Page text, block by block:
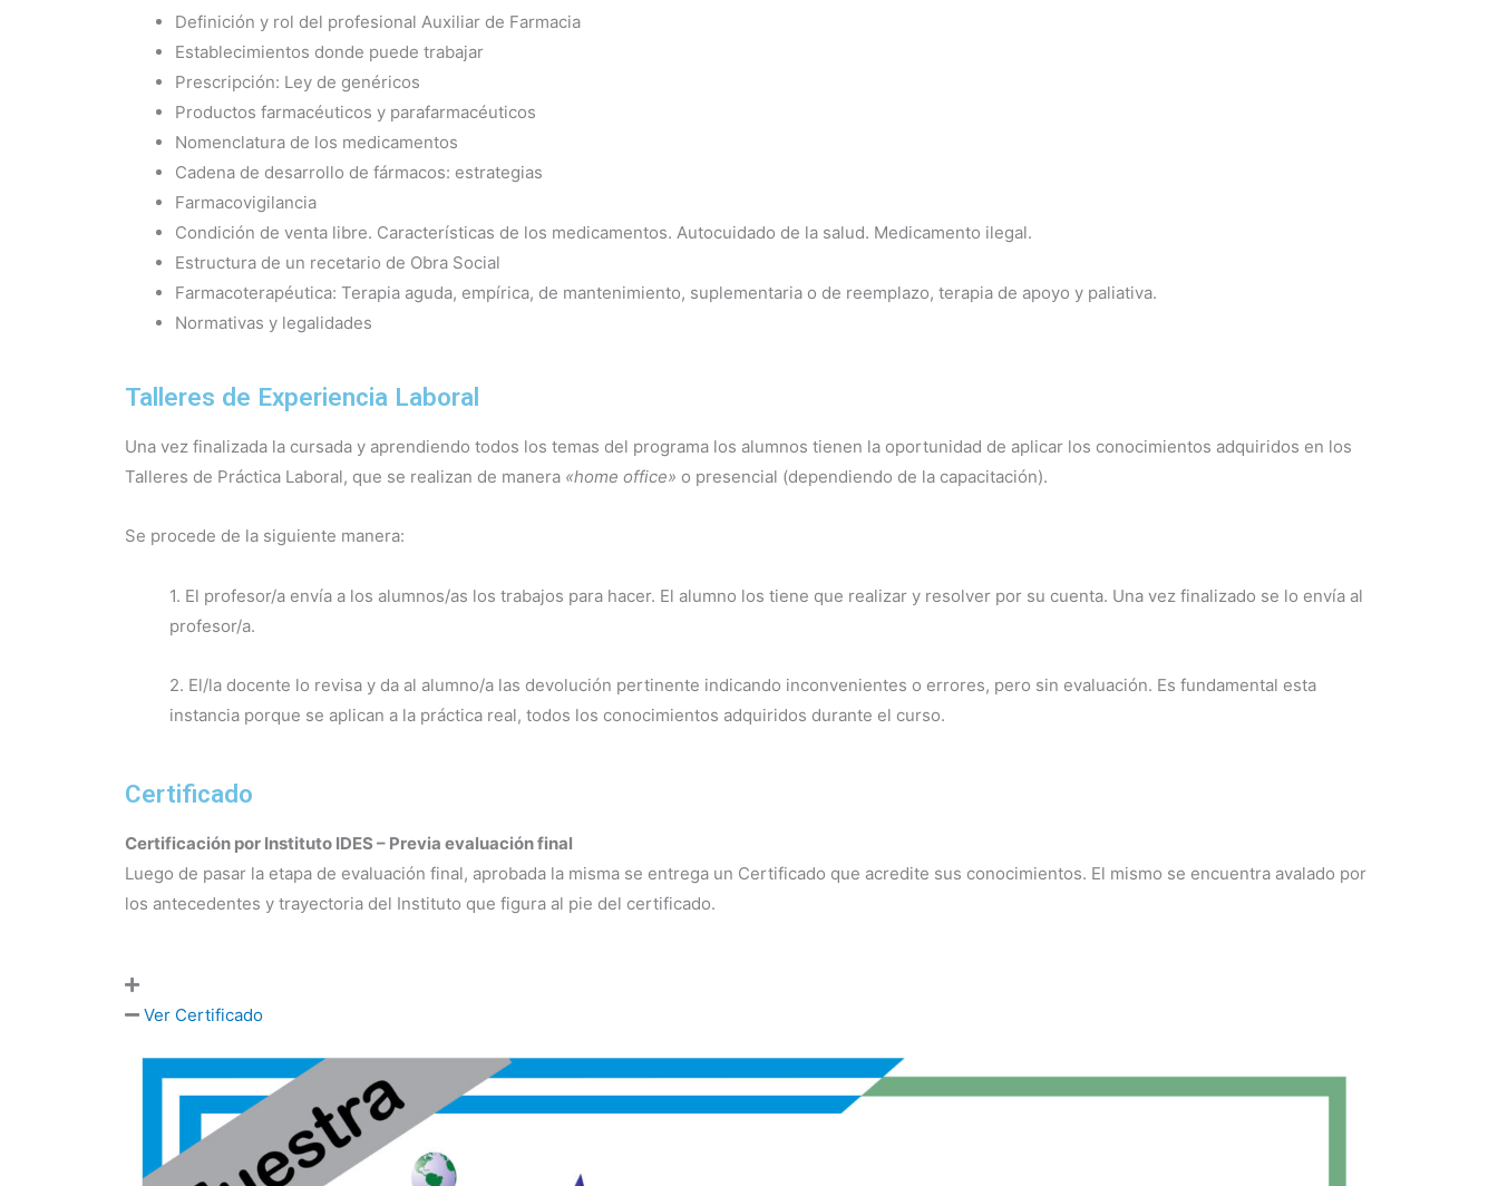
Definición y rol del profesional Auxiliar de Farmacia
Establecimientos donde puede trabajar
Prescripción: Ley de genéricos
Productos farmacéuticos y parafarmacéuticos
Nomenclatura de los medicamentos
Cadena de desarrollo de fármacos: estrategias
Farmacovigilancia
Condición de venta libre. Características de los medicamentos. Autocuidado de la salud. Medicamento ilegal.
Estructura de un recetario de Obra Social
Farmacoterapéutica: Terapia aguda, empírica, de mantenimiento, suplementaria o de reemplazo, terapia de apoyo y paliativa.
Normativas y legalidades
Talleres de Experiencia Laboral
Una vez finalizada la cursada y aprendiendo todos los temas del programa los alumnos tienen la oportunidad de aplicar los conocimientos adquiridos en los
Talleres de Práctica Laboral, que se realizan de manera «home office» o presencial (dependiendo de la capacitación).
Se procede de la siguiente manera:
1. El profesor/a envía a los alumnos/as los trabajos para hacer. El alumno los tiene que realizar y resolver por su cuenta. Una vez finalizado se lo envía al
profesor/a.
2. El/la docente lo revisa y da al alumno/a las devolución pertinente indicando inconvenientes o errores, pero sin evaluación. Es fundamental esta
instancia porque se aplican a la práctica real, todos los conocimientos adquiridos durante el curso.
Certificado
Certificación por Instituto IDES – Previa evaluación final
Luego de pasar la etapa de evaluación final, aprobada la misma se entrega un Certificado que acredite sus conocimientos. El mismo se encuentra avalado por
los antecedentes y trayectoria del Instituto que figura al pie del certificado.
Ver Certificado